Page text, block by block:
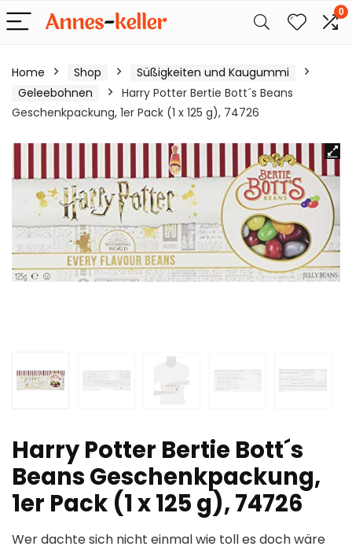
0
Home Shop
Süßigkeiten und Kaugummi
Geleebohnen
Harry Potter Bertie Bott´s Beans
Geschenkpackung, 1er Pack (1 x 125 g), 74726
Harry Potter Bertie Bott´s
Beans Geschenkpackung,
1er Pack (1 x 125 g), 74726
Wer dachte sich nicht einmal wie toll es doch wäre